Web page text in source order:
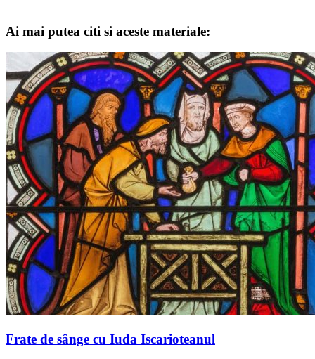
Ai mai putea citi si aceste materiale:
Frate de sânge cu Iuda Iscarioteanul